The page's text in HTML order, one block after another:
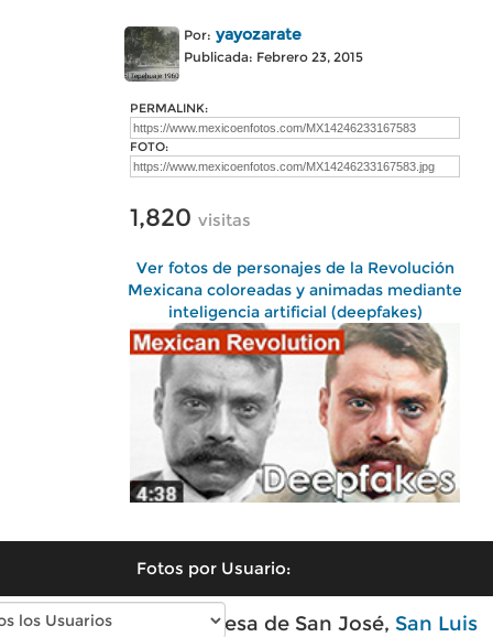
Por: yayozarate
Publicada: Febrero 23, 2015
PERMALINK:
FOTO:
1,820 visitas
Ver fotos de personajes de la Revolución
Mexicana coloreadas y animadas mediante
inteligencia artificial (deepfakes)
Fotos por Usuario:
Fotos antiguas de Presa de San José, San Luis